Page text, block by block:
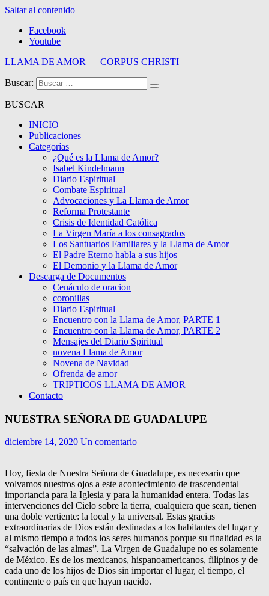
Saltar al contenido
Facebook
Youtube
LLAMA DE AMOR — CORPUS CHRISTI
Blog de la Llama de Amor
Buscar:
BUSCAR
INICIO
Publicaciones
Categorías
¿Qué es la Llama de Amor?
Isabel Kindelmann
Diario Espiritual
Combate Espiritual
Advocaciones y La Llama de Amor
Reforma Protestante
Crisis de Identidad Católica
La Virgen María a los consagrados
Los Santuarios Familiares y la Llama de Amor
El Padre Eterno habla a sus hijos
El Demonio y la Llama de Amor
Descarga de Documentos
Cenáculo de oracion
coronillas
Diario Espiritual
Encuentro con la Llama de Amor, PARTE 1
Encuentro con la Llama de Amor, PARTE 2
Mensajes del Diario Spiritual
novena Llama de Amor
Novena de Navidad
Ofrenda de amor
TRIPTICOS LLAMA DE AMOR
Contacto
NUESTRA SEÑORA DE GUADALUPE
diciembre 14, 2020 Un comentario
Hoy, fiesta de Nuestra Señora de Guadalupe, es necesario que
volvamos nuestros ojos a este acontecimiento de trascendental
importancia para la Iglesia y para la humanidad entera. Todas las
intervenciones del Cielo sobre la tierra, cualquiera que sean, tienen
una doble vertiente: la local y la universal. Estas gracias
extraordinarias de Dios están destinadas a los habitantes del lugar y
al mismo tiempo a todos los seres humanos porque su finalidad es la
“salvación de las almas”. La Virgen de Guadalupe no es solamente
de México. Es de los mexicanos, hispanoamericanos, filipinos y de
cada uno de los hijos de Dios sin importar el lugar, el tiempo, el
continente o país en que hayan nacido.